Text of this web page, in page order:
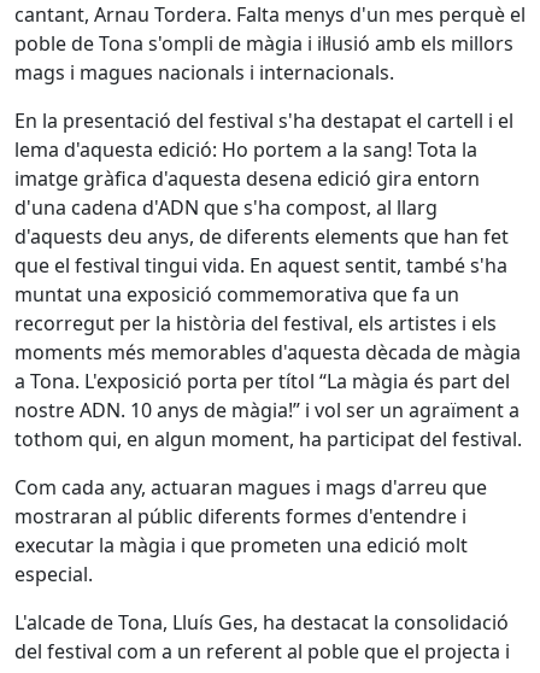
cantant, Arnau Tordera. Falta menys d'un mes perquè el
poble de Tona s'ompli de màgia i il·lusió amb els millors
mags i magues nacionals i internacionals.
En la presentació del festival s'ha destapat el cartell i el
lema d'aquesta edició: Ho portem a la sang! Tota la
imatge gràfica d'aquesta desena edició gira entorn
d'una cadena d'ADN que s'ha compost, al llarg
d'aquests deu anys, de diferents elements que han fet
que el festival tingui vida. En aquest sentit, també s'ha
muntat una exposició commemorativa que fa un
recorregut per la història del festival, els artistes i els
moments més memorables d'aquesta dècada de màgia
a Tona. L'exposició porta per títol “La màgia és part del
nostre ADN. 10 anys de màgia!” i vol ser un agraïment a
tothom qui, en algun moment, ha participat del festival.
Com cada any, actuaran magues i mags d'arreu que
mostraran al públic diferents formes d'entendre i
executar la màgia i que prometen una edició molt
especial.
L'alcade de Tona, Lluís Ges, ha destacat la consolidació
del festival com a un referent al poble que el projecta i